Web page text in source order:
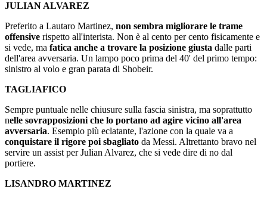
JULIAN ALVAREZ
Preferito a Lautaro Martinez, non sembra migliorare le trame
offensive rispetto all'interista. Non è al cento per cento fisicamente e
si vede, ma fatica anche a trovare la posizione giusta dalle parti
dell'area avversaria. Un lampo poco prima del 40' del primo tempo:
sinistro al volo e gran parata di Shobeir.
TAGLIAFICO
Sempre puntuale nelle chiusure sulla fascia sinistra, ma soprattutto
nelle sovrapposizioni che lo portano ad agire vicino all'area
avversaria. Esempio più eclatante, l'azione con la quale va a
conquistare il rigore poi sbagliato da Messi. Altrettanto bravo nel
servire un assist per Julian Alvarez, che si vede dire di no dal
portiere.
LISANDRO MARTINEZ